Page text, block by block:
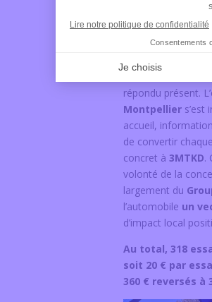
Une
réussie
Tout au long de la
répondu présent.
Montpelliers’est
accueil,
de convertir
concret à 3MTKD.
volonté de la
largement du
l’automobile un
d’impact local
Au total, 318
soit 20 € par
360 € reversés à